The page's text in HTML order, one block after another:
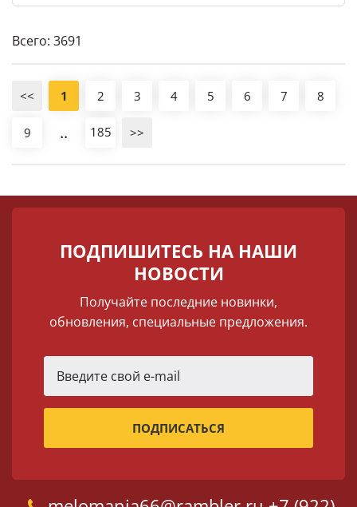
Всего: 3691
<< 1 2 3 4 5 6 7 8
9 .. 185 >>
ПОДПИШИТЕСЬ НА НАШИ
НОВОСТИ
Получайте последние новинки,
обновления, специальные предложения.